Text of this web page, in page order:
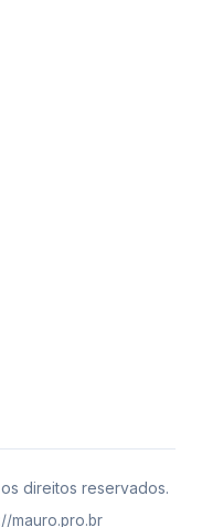
direitos reservados.
mauro.pro.br